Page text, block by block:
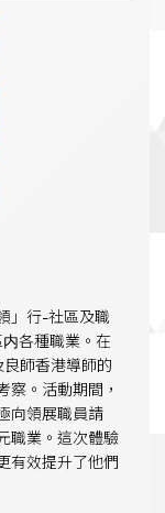
」行-社區及職
各種職業。在
師香港導師的
察。活動期間，
向領展職員請
職業。這次體驗
有效提升了他們